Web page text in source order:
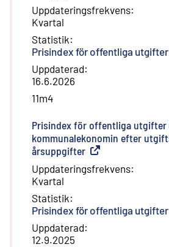
Uppdateringsfrekvens:
Kvartal
Statistik:
Prisindex för offentliga utgifter
Uppdaterad:
16.6.2026
11m4
Prisindex för offentliga utgifter
kommunalekonomin efter
årsuppgifter Extern länk
Uppdateringsfrekvens:
Kvartal
Statistik:
Prisindex för offentliga utgifter
Uppdaterad:
12.9.2025